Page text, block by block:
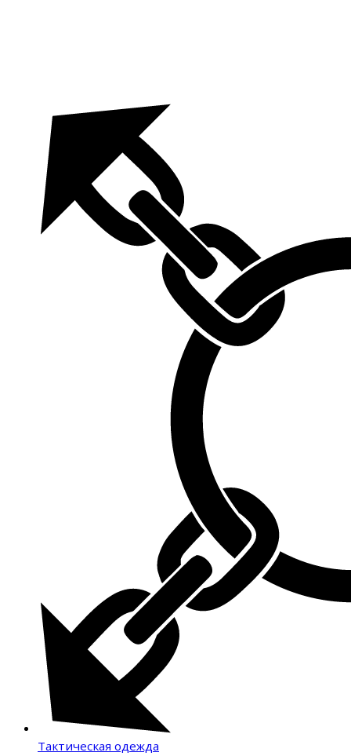
Тактическая одежда